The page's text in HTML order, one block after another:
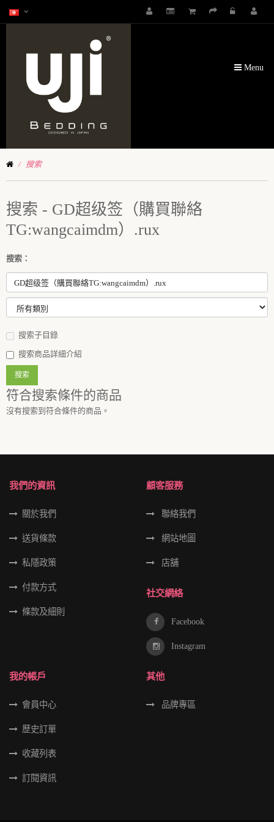
Menu
搜索
搜索 - GD超级签（購買聯絡
TG:wangcaimdm）.rux
搜索：
搜索子目錄
搜索商品詳細介紹
符合搜索條件的商品
沒有搜索到符合條件的商品。
我們的資訊
關於我們
送貨條款
私隱政策
付款方式
條款及細則
顧客服務
聯絡我們
網站地圖
店舖
社交網絡
Facebook
Instagram
我的帳戶
會員中心
歷史訂單
收藏列表
訂閱資訊
其他
品牌專區